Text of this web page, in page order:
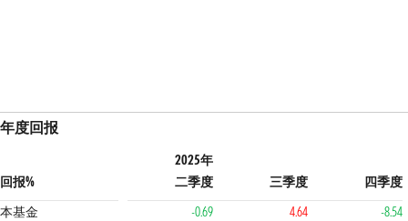
年度回报
回报%
2025年
二季度
三季度
四季度
本基金
-0.69 4.64
-8.54